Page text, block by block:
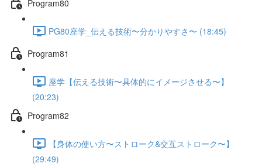
Program80
PG80座学_伝える技術〜分かりやすさ〜 (18:45)
Program81
座学【伝える技術〜具体的にイメージさせる〜】
(20:23)
Program82
【身体の使い方〜ストローク&交互ストローク〜】
(29:49)